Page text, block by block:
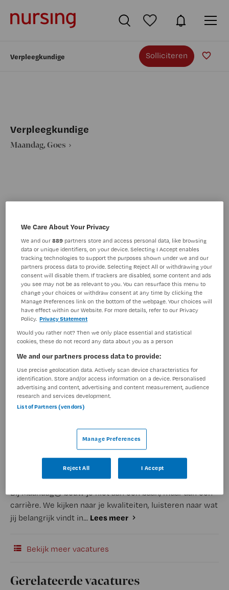
Verpleegkundige Solliciteren
Verpleegkundige
Maandag, Goes
BRANCHE
Instelling/tehuis
AANSTELLING
Niet nader bepaald
PLAATSINGSDATUM
19 september 2024
NIVEAU
MBO
ERVARING
Ervaren
DIENSTVERBAND
Niet nader bepaald
Vacature niet beschikbaar
Deze vacature Verpleegkundige bij Maandag is niet
meer actueel. Hieronder staan enkele vergelijkbare
vacatures die voor u wellicht interessant zijn.
Bij Maandag® bouw je niet aan een baan, maar aan een
carrière. We kijken naar je kwaliteiten, luisteren naar wat
jij belangrijk vindt in... Lees meer
Bekijk meer vacatures
Gerelateerde vacatures
We Care About Your Privacy
We and our889 partners store and access personal data, like browsing
data or unique identifiers, on your device. Selecting I Accept enables
tracking technologies to support the purposes shown under we and our
partners process data to provide. Selecting Reject All or withdrawing your
consent will disable them. If trackers are disabled, some content and ads
you see may not be as relevant to you. You can resurface this menu to
change your choices or withdraw consent at any time by clicking the
Manage Preferences link on the bottom of the webpage. Your choices will
have effect within our Website. For more details, refer to our Privacy
Policy. Privacy Statement
Would you rather not? Then we only place essential and statistical
cookies, these do not record any data about you as a person
We and our partners process data to provide:
Use precise geolocation data. Actively scan device characteristics for
identification. Store and/or access information on a device. Personalised
advertising and content, advertising and content measurement, audience
research and services development.
List of Partners (vendors)
Manage Preferences
Reject All I Accept